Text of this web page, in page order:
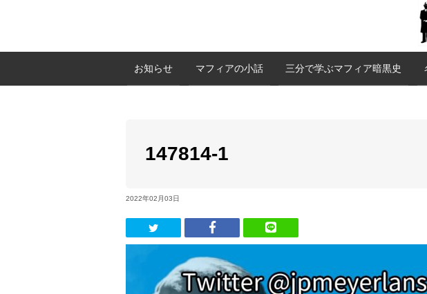
お知らせ マフィアの小話 三分で学ぶマフィア暗黒史
147814-1
2022年02月03日